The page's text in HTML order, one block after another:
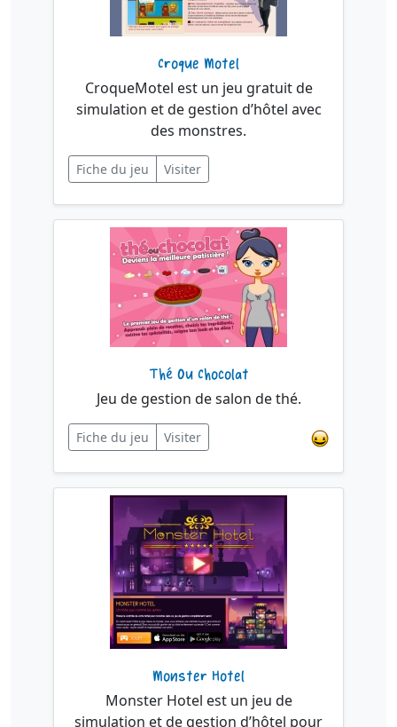
Croque Motel
CroqueMotel est un jeu gratuit de
simulation et de gestion d’hôtel avec
des monstres.
Fiche du jeu Visiter
Thé Ou Chocolat
Jeu de gestion de salon de thé.
Fiche du jeu Visiter
Monster Hotel
Monster Hotel est un jeu de
simulation et de gestion d’hôtel pour